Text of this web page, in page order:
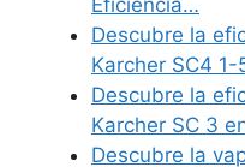
Descubre la
Karcher SC4
Descubre la
Karcher SC 3
Descubre la